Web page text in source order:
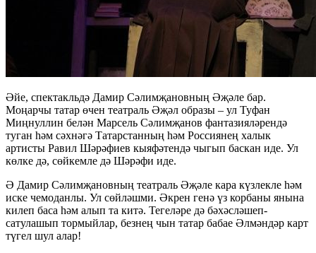
Әйе, спектакльдә Дамир Сәлимҗановның Әҗәле бар.
Моңарчы татар өчен театраль Әҗәл образы – ул Туфан
Миңнуллин белән Марсель Сәлимҗанов фантазияләрендә
туган һәм сәхнәгә Татарстанның һәм Россиянең халык
артисты Равил Шәрәфиев кыяфәтендә чыгып баскан иде. Ул
көлке дә, сөйкемле дә Шәрәфи иде.
Ә Дамир Сәлимҗановның театраль Әҗәле кара күзлекле һәм
иске чемоданлы. Ул сөйләшми. Әкрен генә үз корбаны янына
килеп баса һәм алып та китә. Тегеләре дә бәхәсләшеп-
сатулашып тормыйлар, безнең чын татар бабае Әлмәндәр карт
түгел шул алар!